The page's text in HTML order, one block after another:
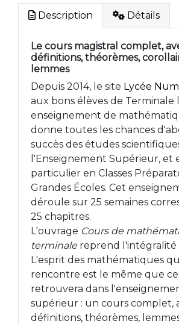
Description Détails
Le cours magistral complet,
définitions, théorèmes,
lemmes
Depuis 2014, le site Lycée
aux bons élèves de Terminale
enseignement de
donne toutes les chances
succès des études
l'Enseignement Supérieur, et
particulier en Classes
Grandes Écoles. Cet
déroule sur 25 semaines
25 chapitres.
L'ouvrage Cours de
terminale reprend l'intégralité
L'esprit des mathématiques
rencontre est le même que
retrouvera dans
supérieur : un cours complet,
définitions, théorèmes,